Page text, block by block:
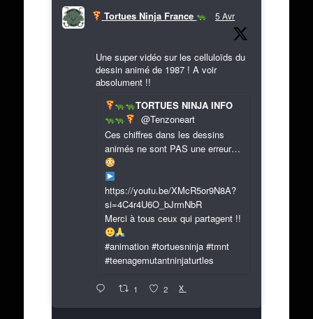
Tortues Ninja France 5 Avr
Une super vidéo sur les celluloïds du
dessin animé de 1987 ! A voir
absolument !!
TORTUES NINJA INFO
@Tenzoneart
Ces chiffres dans les dessins
animés ne sont PAS une erreur…
https://youtu.be/XMcR5or9N8A?
si=4C4r4U6O_bJrmNbR
Merci à tous ceux qui partagent !!
#animation #tortuesninja #tmnt
#teenagemutantninjaturtles
1 2 X